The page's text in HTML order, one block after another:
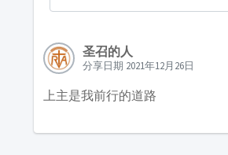
圣召的人
分享日期 2021年12月26日
上主是我前行的道路